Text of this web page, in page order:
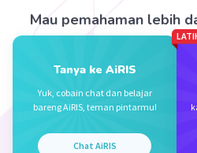
Beri Rating·0.0 (0)
Mau pemahaman lebih
Tanya ke AiRIS
Yuk, cobain chat dan belajar
bareng AiRIS, teman pintarmu!
Chat AiRIS